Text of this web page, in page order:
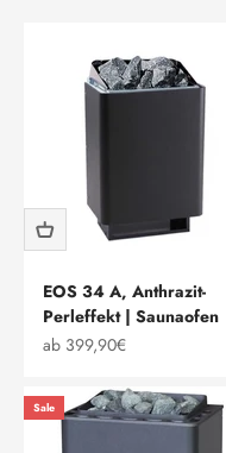
EOS 34 A, Anthrazit-
Perleffekt | Saunaofen
Angebot
ab 399,90€
Sale